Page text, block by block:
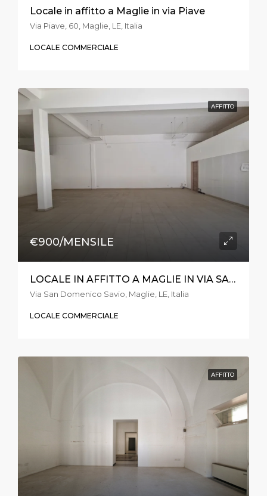
Locale in affitto a Maglie in via Piave
Via Piave, 60, Maglie, LE, Italia
LOCALE COMMERCIALE
AFFITTO
€900/MENSILE
LOCALE IN AFFITTO A MAGLIE IN VIA SAN DOMENICO SAVIO
Via San Domenico Savio, Maglie, LE, Italia
LOCALE COMMERCIALE
AFFITTO